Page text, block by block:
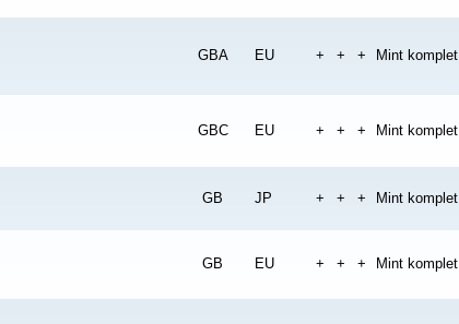
GBA EU + + + Mint komplet
GBC EU + + + Mint komplet
GB JP + + + Mint komplet
GB EU + + + Mint komplet